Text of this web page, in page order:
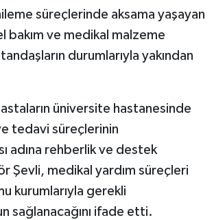
süreçlerinde aksama yaşayan
bakım ve medikal malzeme
durumlarıyla yakından
üniversite hastanesinde
tedavi süreçlerinin
adına rehberlik ve destek
Şevli, medikal yardım süreçleri
kurumlarıyla gerekli
sağlanacağını ifade etti.